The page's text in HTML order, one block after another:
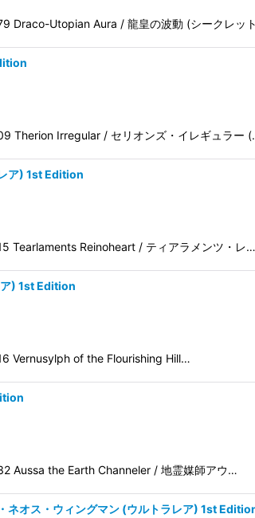
Draco-Utopian Aura / 龍皇の波動 (シークレッ
Therion Irregular / セリオンズ・イレギュラー
ア) 1st Edition
Tearlaments Reinoheart / ティアラメンツ・レ…
) 1st Edition
Vernusylph of the Flourishing Hill…
Aussa the Earth Channeler / 地霊媒師アウ…
オス・ウィングマン (ウルトラレア) 1st